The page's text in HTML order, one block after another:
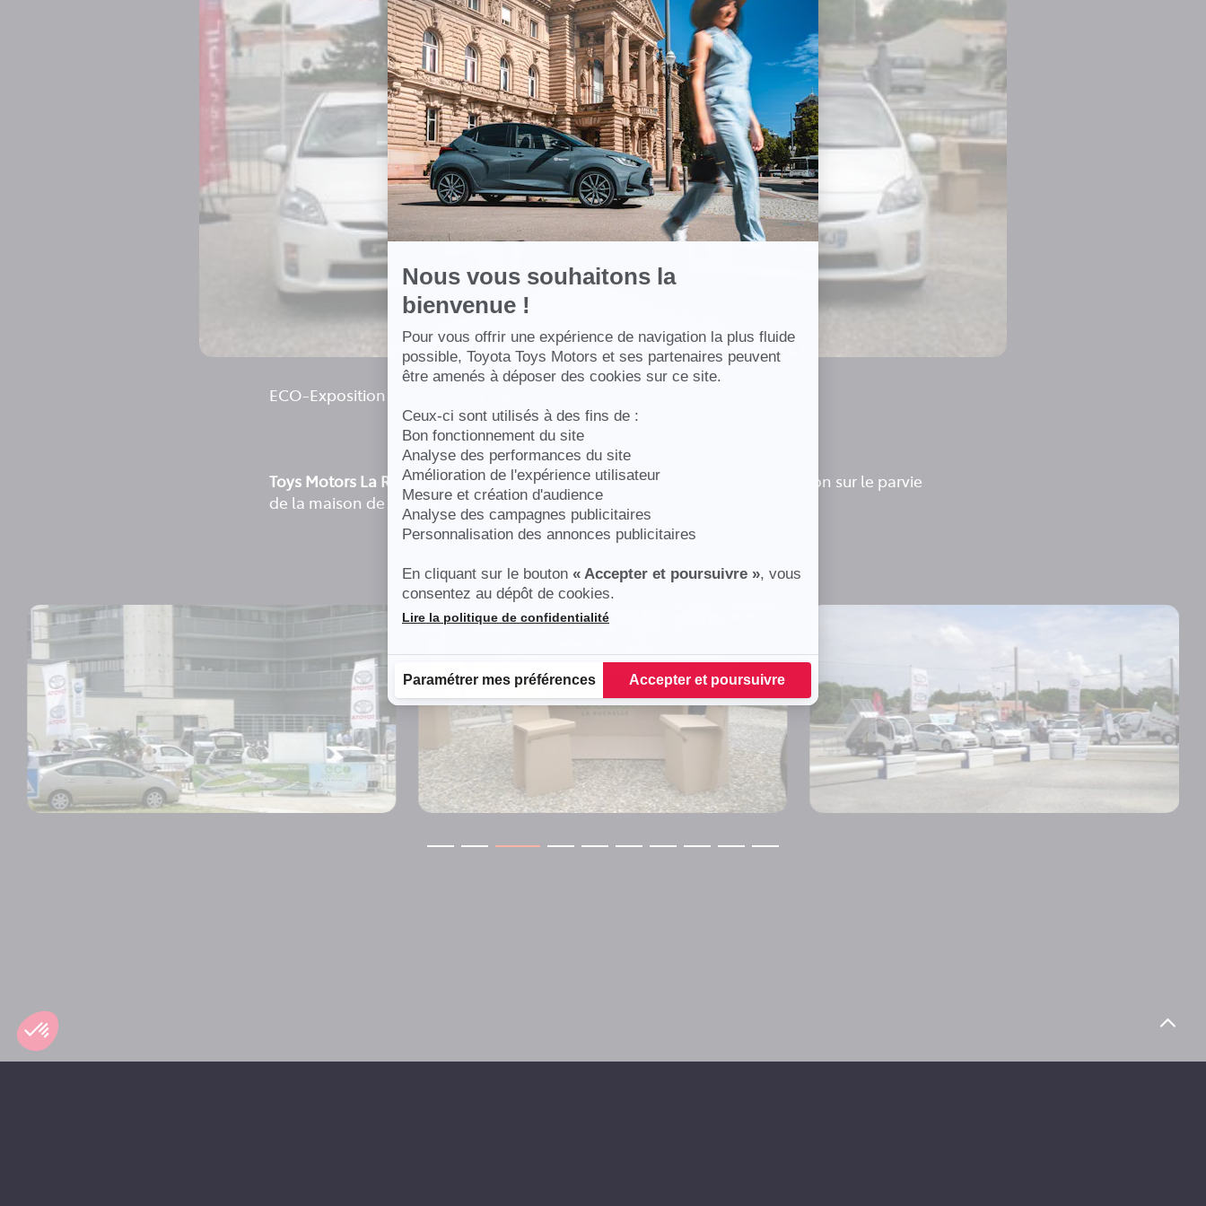
Axeptio
-
En
savoir
plus
sur
Axeptio
Nous vous souhaitons la
bienvenue !
Pour vous offrir une expérience de navigation la plus fluide
possible, Toyota Toys Motors et ses partenaires peuvent
être amenés à déposer des cookies sur ce site.
Ceux-ci sont utilisés à des fins de :
Bon fonctionnement du site
Analyse des performances du site
Amélioration de l'expérience utilisateur
Mesure et création d'audience
Analyse des campagnes publicitaires
Personnalisation des annonces publicitaires
En cliquant sur le bouton « Accepter et poursuivre », vous
consentez au dépôt de cookies.
Plateforme de Gestion du Consentement : Personnalisez vos Options
Lire la politique de confidentialité
Paramétrer mes préférences Accepter et poursuivre
Axeptio consent
ECO-Exposition Toys Motors La Rochelle
Toys Motors La Rochelle, le 26 et 27 juin dernier, a réalisé une ECO-Exposition sur le parvie
de la maison de la Charente Maritime.